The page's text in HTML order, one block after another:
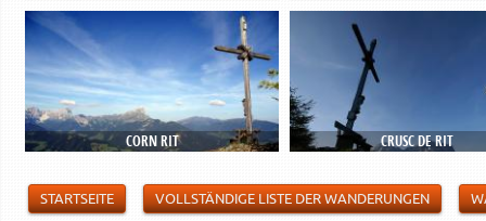
CORN RIT CRUSC DE RIT
STARTSEITE VOLLSTÄNDIGE LISTE DER WANDERUNGEN